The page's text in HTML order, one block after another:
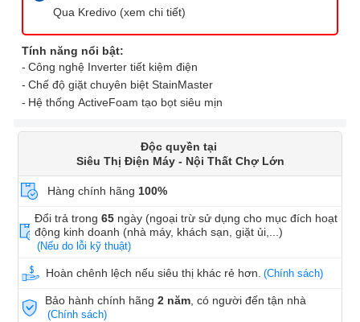
Qua Kredivo (xem chi tiết)
Tính năng nổi bật:
Công nghệ Inverter tiết kiệm điện
Chế độ giặt chuyên biệt StainMaster
Hệ thống ActiveFoam tạo bọt siêu mịn
Độc quyền tại
Siêu Thị Điện Máy - Nội Thất Chợ Lớn
Hàng chính hãng 100%
Đổi trả trong65 ngày (ngoại trừ sử dụng cho mục đích hoạt
động kinh doanh (nhà máy, khách sạn, giặt ủi,...)
(Nếu do lỗi kỹ thuật)
Hoàn chênh lệch nếu siêu thị khác rẻ hơn. (Chính sách)
Bảo hành chính hãng2 năm , có người đến tận nhà
(Chính sách)